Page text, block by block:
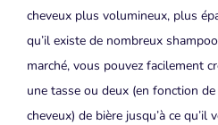
cheveux plus volumineux, plus
qu’il existe de nombreux
marché, vous pouvez facilement
une tasse ou deux (en fonction
cheveux) de bière jusqu’à ce